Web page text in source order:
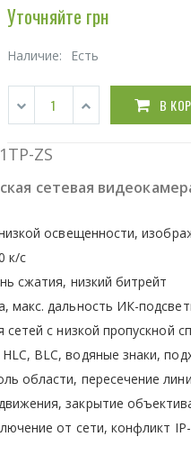
Уточняйте грн
Наличие: Есть
В
ZS
сетевая
освещенности,
к/с
сжатия, низкий битрейт
макс. дальность ИК-
сетей с низкой
BLC, водяные знаки,
области, пересечение
закрытие
от сети, конфликт